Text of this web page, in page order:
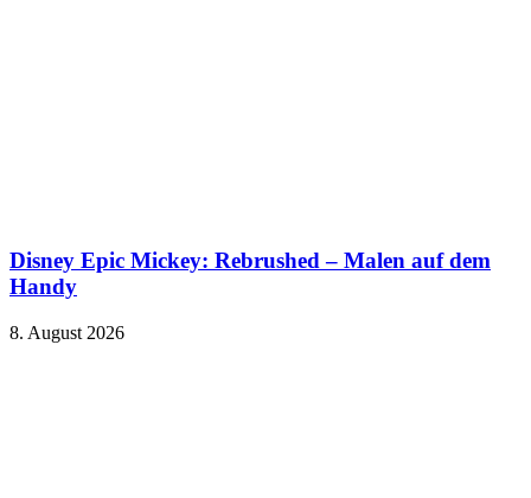
Disney Epic Mickey: Rebrushed – Malen auf dem
Handy
8. August 2026